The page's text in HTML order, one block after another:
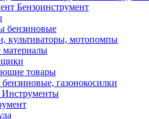
Бензоинструмент
бензиновые
культиваторы, мотопомпы
материалы
товары
газонокосилки
Инструменты